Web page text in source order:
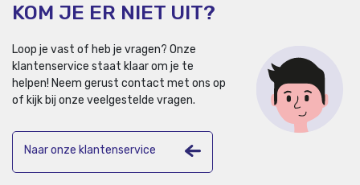
KOM JE ER NIET UIT?
Loop je vast of heb je vragen? Onze
klantenservice staat klaar om je te
helpen! Neem gerust contact met ons op
of kijk bij onze veelgestelde vragen.
Naar onze klantenservice